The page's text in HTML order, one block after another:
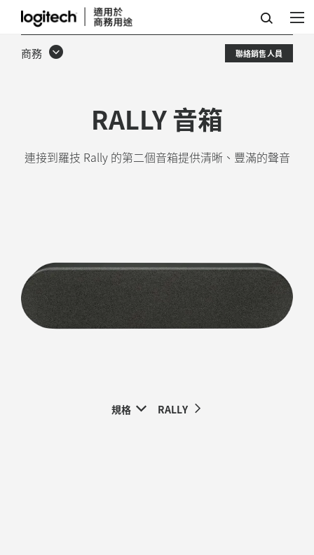
羅
技商務 聯絡銷售人員
RALLY 音箱
連接到羅技 Rally 的第二個音箱提供清晰、豐滿的聲音
規格 RALLY